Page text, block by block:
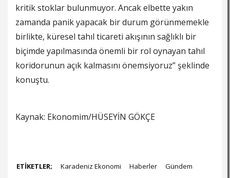
kritik stoklar bulunmuyor. Ancak elbette yakın
zamanda panik yapacak bir durum görünmemekle
birlikte, küresel tahıl ticareti akışının sağlıklı bir
biçimde yapılmasında önemli bir rol oynayan tahıl
koridorunun açık kalmasını önemsiyoruz” şeklinde
konuştu.
Kaynak: Ekonomim/HÜSEYİN GÖKÇE
ETİKETLER; Karadeniz Ekonomi Haberler Gündem